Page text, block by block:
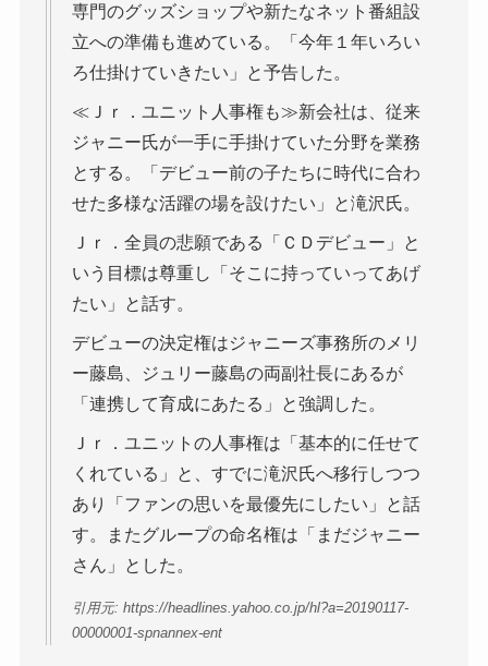
専門のグッズショップや新たなネット番組設
立への準備も進めている。「今年１年いろい
ろ仕掛けていきたい」と予告した。
≪Ｊｒ．ユニット人事権も≫新会社は、従来
ジャニー氏が一手に手掛けていた分野を業務
とする。「デビュー前の子たちに時代に合わ
せた多様な活躍の場を設けたい」と滝沢氏。
Ｊｒ．全員の悲願である「ＣＤデビュー」と
いう目標は尊重し「そこに持っていってあげ
たい」と話す。
デビューの決定権はジャニーズ事務所のメリ
ー藤島、ジュリー藤島の両副社長にあるが
「連携して育成にあたる」と強調した。
Ｊｒ．ユニットの人事権は「基本的に任せて
くれている」と、すでに滝沢氏へ移行しつつ
あり「ファンの思いを最優先にしたい」と話
す。またグループの命名権は「まだジャニー
さん」とした。
引用元: https://headlines.yahoo.co.jp/hl?a=20190117-
00000001-spnannex-ent